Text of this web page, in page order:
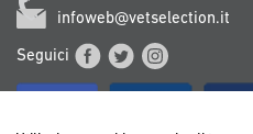
infoweb@vetselection.it
Seguici